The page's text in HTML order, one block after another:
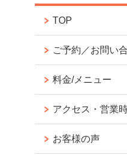
TOP
ご予約／お問い
料金/メニュー
アクセス・営業
お客様の声